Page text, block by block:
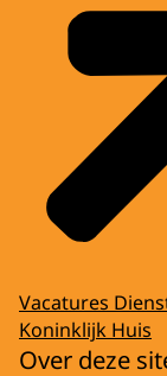
Vacatures
Koninklijk Huis
Over deze